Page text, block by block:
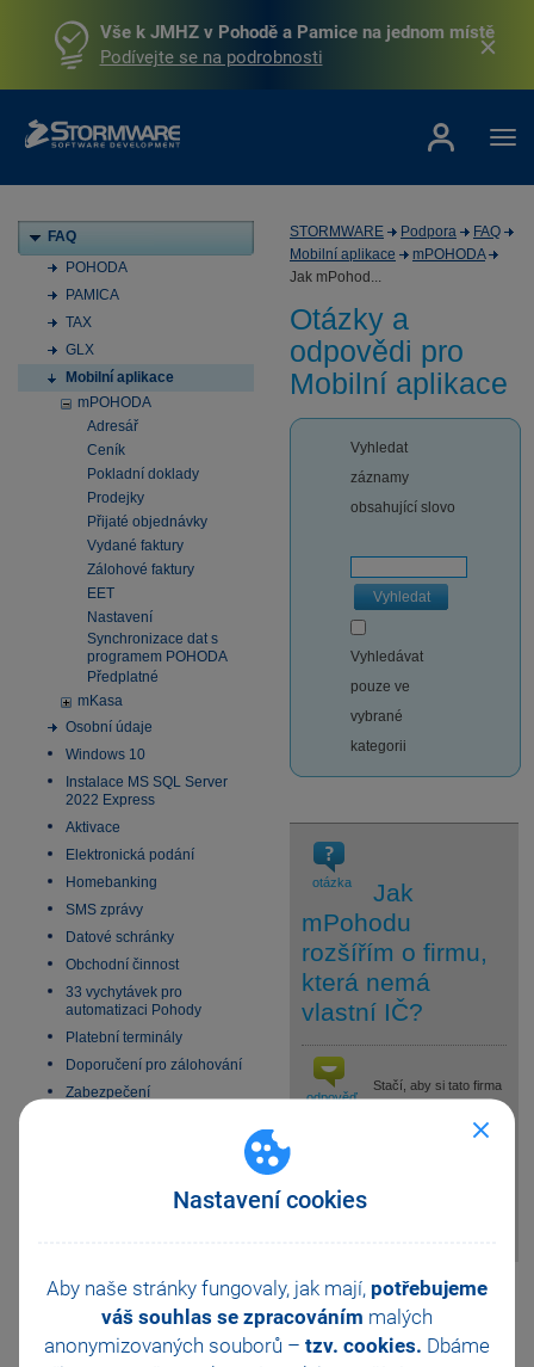
Nastavení cookies
Aby naše stránky fungovaly, jak mají, potřebujeme
váš souhlas se zpracováním malých
anonymizovaných souborů – tzv. cookies. Dbáme
Vše k JMHZ v Pohodě a Pamice na jednom místě
Podívejte se na podrobnosti
FAQ
POHODA
PAMICA
TAX
GLX
Mobilní aplikace
mPOHODA
Adresář
Ceník
Pokladní doklady
Prodejky
Přijaté objednávky
Vydané faktury
Zálohové faktury
EET
Nastavení
Synchronizace dat s
programem POHODA
Předplatné
mKasa
Osobní údaje
Windows 10
Instalace MS SQL Server
2022 Express
Aktivace
Elektronická podání
Homebanking
SMS zprávy
Datové schránky
Obchodní činnost
33 vychytávek pro
automatizaci Pohody
Platební terminály
Doporučení pro zálohování
Zabezpečení
Obecný internetový obchod
STORMWARE Podpora
FAQ
Mobilní aplikace
mPOHODA
Jak mPohod...
Otázky a
odpovědi pro
Mobilní aplikace
Vyhledat
záznamy
obsahující slovo
Vyhledat
Vyhledávat
pouze ve
vybrané
kategorii
otázka
Jak
mPohodu
rozšířím o firmu,
která nemá
vlastní IČ?
odpověď
Stačí, aby si tato firma
na567 112 612
Pomohla Vám tato
odpověď?
Ano
Ne Nevím